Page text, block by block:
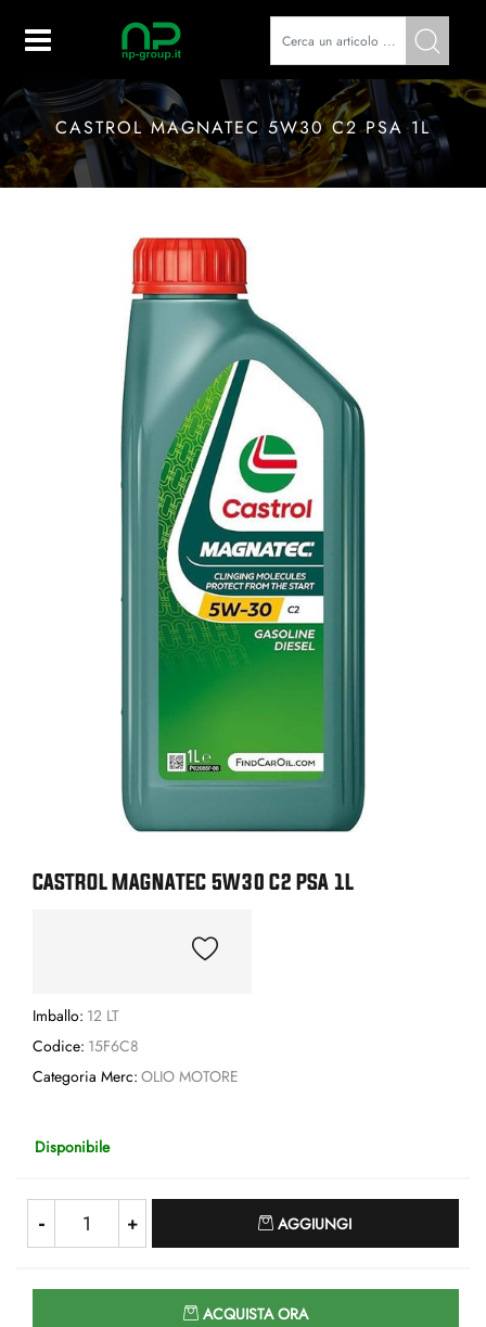
CASTROL MAGNATEC 5W30 C2 PSA 1L
CASTROL MAGNATEC 5W30 C2 PSA 1L
Imballo: 12 LT
Codice: 15F6C8
Categoria Merc: OLIO MOTORE
Disponibile
AGGIUNGI
ACQUISTA ORA